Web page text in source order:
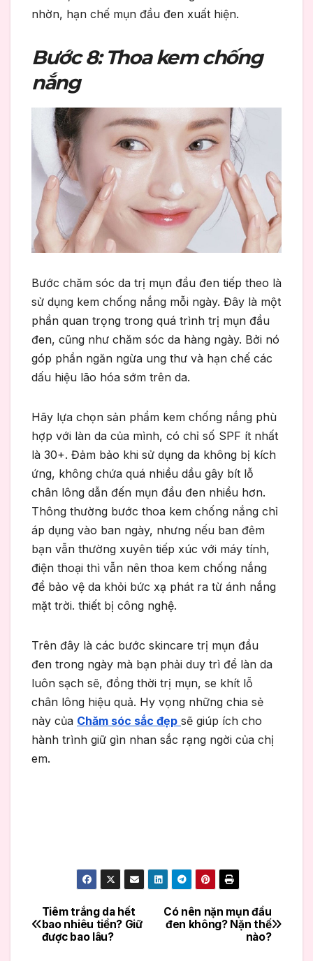
nhờn, hạn chế mụn đầu đen xuất hiện.
Bước 8: Thoa kem chống
nắng
Bước chăm sóc da trị mụn đầu đen tiếp theo là
sử dụng kem chống nắng mỗi ngày. Đây là một
phần quan trọng trong quá trình trị mụn đầu
đen, cũng như chăm sóc da hàng ngày. Bởi nó
góp phần ngăn ngừa ung thư và hạn chế các
dấu hiệu lão hóa sớm trên da.
Hãy lựa chọn sản phẩm kem chống nắng phù
hợp với làn da của mình, có chỉ số SPF ít nhất
là 30+. Đảm bảo khi sử dụng da không bị kích
ứng, không chứa quá nhiều dầu gây bít lỗ
chân lông dẫn đến mụn đầu đen nhiều hơn.
Thông thường bước thoa kem chống nắng chỉ
áp dụng vào ban ngày, nhưng nếu ban đêm
bạn vẫn thường xuyên tiếp xúc với máy tính,
điện thoại thì vẫn nên thoa kem chống nắng
để bảo vệ da khỏi bức xạ phát ra từ ánh nắng
mặt trời. thiết bị công nghệ.
Trên đây là các bước skincare trị mụn đầu
đen trong ngày mà bạn phải duy trì để làn da
luôn sạch sẽ, đồng thời trị mụn, se khít lỗ
chân lông hiệu quả. Hy vọng những chia sẻ
này của Chăm sóc sắc đẹp sẽ giúp ích cho
hành trình giữ gìn nhan sắc rạng ngời của chị
em.
Điều
hướng
Có nên nặn mụn đầu
đen không? Nặn thế
nào?
Tiêm trắng da hết
bao nhiêu tiền? Giữ
được bao lâu?